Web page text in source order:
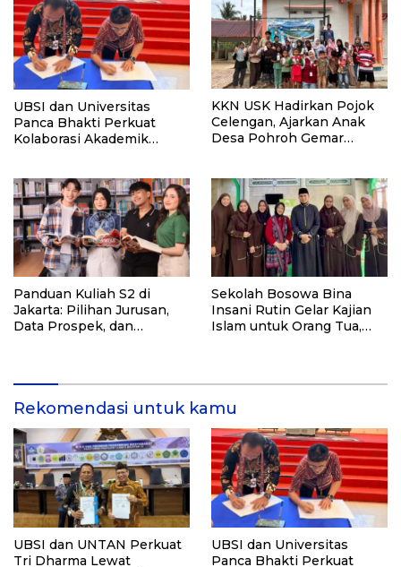
UBSI dan Universitas
Panca Bhakti Perkuat
Kolaborasi Akademik
KKN USK Hadirkan Pojok
Celengan, Ajarkan Anak
Desa Pohroh Gemar
Panduan Kuliah S2 di
Jakarta: Pilihan Jurusan,
Data Prospek, dan
Sekolah Bosowa Bina
Insani Rutin Gelar Kajian
Islam untuk Orang Tua,
Rekomendasi untuk kamu
UBSI dan UNTAN Perkuat
Tri Dharma Lewat
UBSI dan Universitas
Panca Bhakti Perkuat